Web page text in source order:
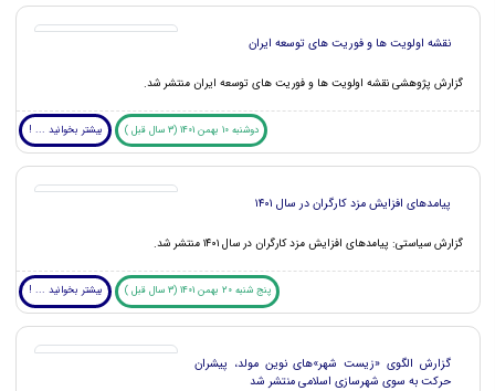
نقشه اولویت ها و فوریت های توسعه ایران
گزارش پژوهشی نقشه اولویت ها و فوریت های توسعه ایران منتشر شد.
دوشنبه 10 بهمن 1401 (3 سال قبل ) بیشتر بخوانید ... !
پیامدهای افزایش مزد کارگران در سال ۱۴۰۱
گزارش سیاستی: پیامدهای افزایش مزد کارگران در سال ۱۴۰۱ منتشر شد.
پنج شنبه 20 بهمن 1401 (3 سال قبل ) بیشتر بخوانید ... !
گزارش الگوی «زیست شهر»های نوین مولد، پیشران
حرکت به سوی شهرسازی اسلامی منتشر شد